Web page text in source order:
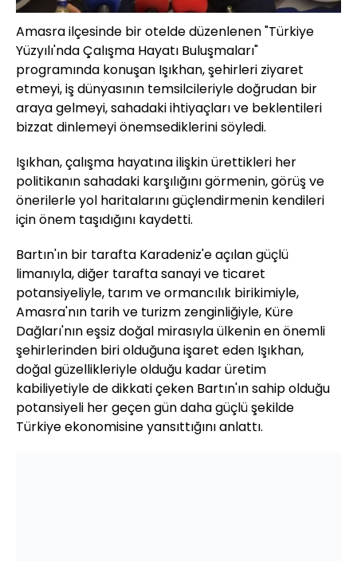
Amasra ilçesinde bir otelde düzenlenen "Türkiye
Yüzyılı'nda Çalışma Hayatı Buluşmaları"
programında konuşan Işıkhan, şehirleri ziyaret
etmeyi, iş dünyasının temsilcileriyle doğrudan bir
araya gelmeyi, sahadaki ihtiyaçları ve beklentileri
bizzat dinlemeyi önemsediklerini söyledi.
Işıkhan, çalışma hayatına ilişkin ürettikleri her
politikanın sahadaki karşılığını görmenin, görüş ve
önerilerle yol haritalarını güçlendirmenin kendileri
için önem taşıdığını kaydetti.
Bartın'ın bir tarafta Karadeniz'e açılan güçlü
limanıyla, diğer tarafta sanayi ve ticaret
potansiyeliyle, tarım ve ormancılık birikimiyle,
Amasra'nın tarih ve turizm zenginliğiyle, Küre
Dağları'nın eşsiz doğal mirasıyla ülkenin en önemli
şehirlerinden biri olduğuna işaret eden Işıkhan,
doğal güzellikleriyle olduğu kadar üretim
kabiliyetiyle de dikkati çeken Bartın'ın sahip olduğu
potansiyeli her geçen gün daha güçlü şekilde
Türkiye ekonomisine yansıttığını anlattı.